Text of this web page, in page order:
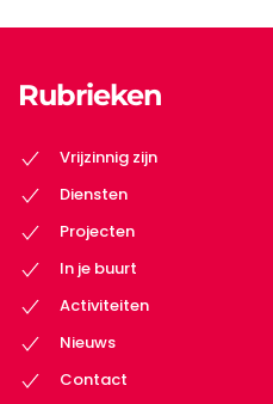
Rubrieken
Vrijzinnig zijn
Diensten
Projecten
In je buurt
Activiteiten
Nieuws
Contact